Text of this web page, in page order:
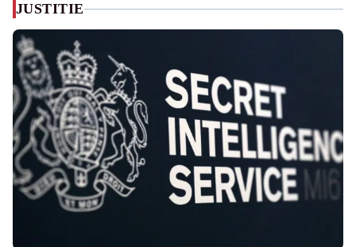
JUSTITIE